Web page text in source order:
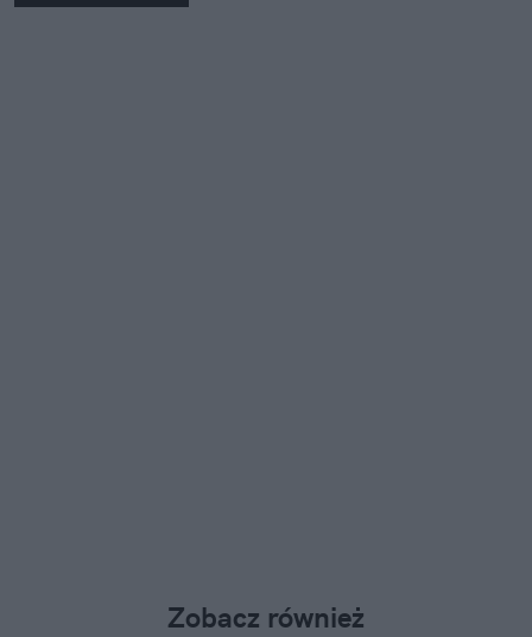
Zobacz również